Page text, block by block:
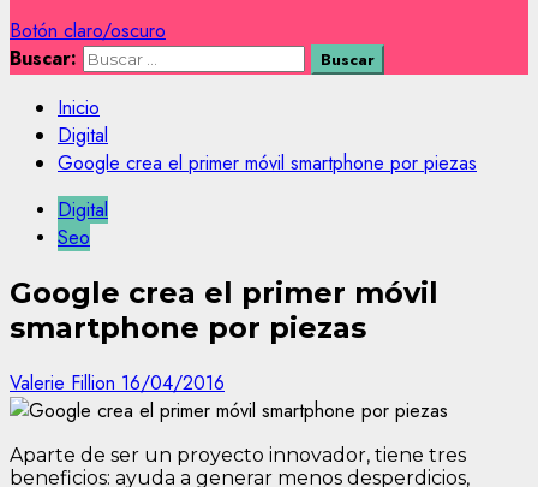
Botón claro/oscuro
Buscar:
Inicio
Digital
Google crea el primer móvil smartphone por piezas
Digital
Seo
Google crea el primer móvil
smartphone por piezas
Valerie Fillion 16/04/2016
Aparte de ser un proyecto innovador, tiene tres
beneficios: ayuda a generar menos desperdicios,